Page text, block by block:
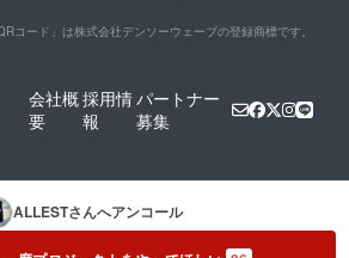
QRコード」は株式会社デンソーウェーブの登録商標です。
会社概
要
採用情
報
パートナー
募集
ALLESTさんへアンコール